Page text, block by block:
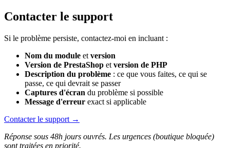
Contacter le support
Si le problème persiste, contactez-moi en incluant :
Nom du module et version
Version de PrestaShop et version de PHP
Description du problème : ce que vous faites, ce qui se
passe, ce qui devrait se passer
Captures d'écran du problème si possible
Message d'erreur exact si applicable
Contacter le support →
Réponse sous 48h jours ouvrés. Les urgences (boutique bloquée)
sont traitées en priorité.